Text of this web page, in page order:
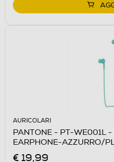
AURICOLARI
PANTONE - PT-WE001L -
EARPHONE-AZZURRO/
€ 19,99